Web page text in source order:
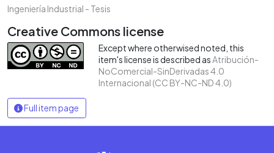
Ingeniería Industrial - Tesis
Creative Commons license
Except where otherwised noted, this
item's license is described asAtribución-
NoComercial-SinDerivadas 4.0
Internacional (CC BY-NC-ND 4.0)
Full item page